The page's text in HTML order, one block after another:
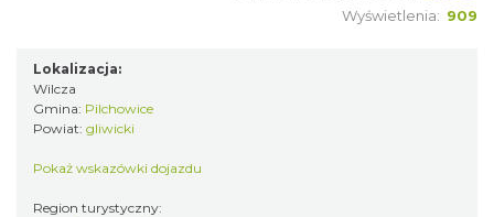
Wyświetlenia: 909
Lokalizacja:
Wilcza
Gmina: Pilchowice
Powiat: gliwicki
Pokaż wskazówki dojazdu
Region turystyczny: